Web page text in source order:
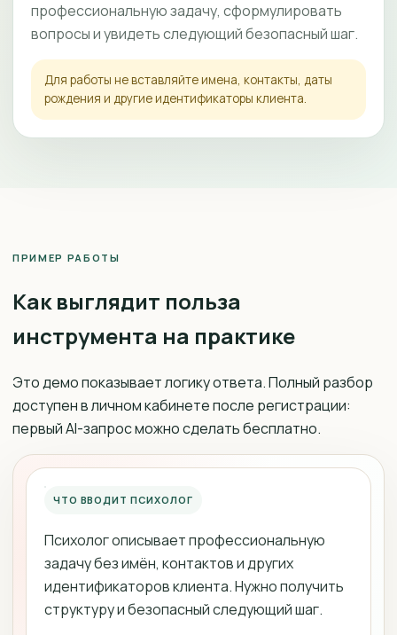
профессиональную задачу, сформулировать
вопросы и увидеть следующий безопасный шаг.
Для работы не вставляйте имена, контакты, даты
рождения и другие идентификаторы клиента.
ПРИМЕР РАБОТЫ
Как выглядит польза
инструмента на практике
Это демо показывает логику ответа. Полный разбор
доступен в личном кабинете после регистрации:
первый AI-запрос можно сделать бесплатно.
ЧТО ВВОДИТ ПСИХОЛОГ
Психолог описывает профессиональную
задачу без имён, контактов и других
идентификаторов клиента. Нужно получить
структуру и безопасный следующий шаг.